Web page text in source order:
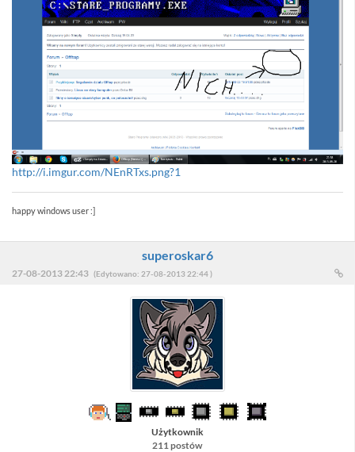
http://i.imgur.com/NEnRTxs.png?1
happy windows user :]
superoskar6
27-08-2013 22:43 (Edytowano: 27-08-2013 22:44 )
Użytkownik
211 postów